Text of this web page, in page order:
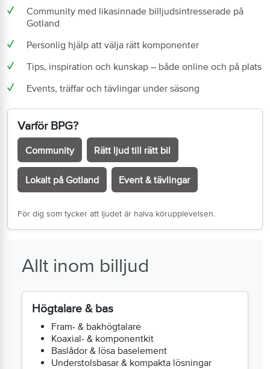
Community med likasinnade billjudsintresserade på
Gotland
Personlig hjälp att välja rätt komponenter
Tips, inspiration och kunskap – både online och på plats
Events, träffar och tävlingar under säsong
Varför BPG?
Community Rätt ljud till rätt bil
Lokalt på Gotland Event & tävlingar
För dig som tycker att ljudet är halva körupplevelsen.
Allt inom billjud
Högtalare & bas
Fram- & bakhögtalare
Koaxial- & komponentkit
Baslådor & lösa baselement
Understolsbasar & kompakta lösningar